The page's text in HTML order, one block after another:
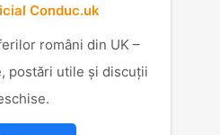
Conduc.uk
români din UK –
postări utile și discuții